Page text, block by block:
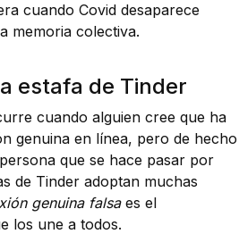
cuando Covid desaparece
memoria colectiva.
estafa de Tinder
cuando alguien cree que ha
genuina en línea, pero de hecho
que se hace pasar por
de Tinder adoptan muchas
genuina falsaes el
los une a todos.